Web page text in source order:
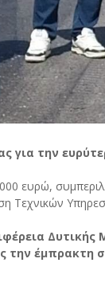
για την
ευρώ,
Τεχνικών
Δυτικής
την έμπρακτη